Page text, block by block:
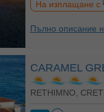
На изплащане с
Пълно описание
CARAMEL
RETHIMNO,